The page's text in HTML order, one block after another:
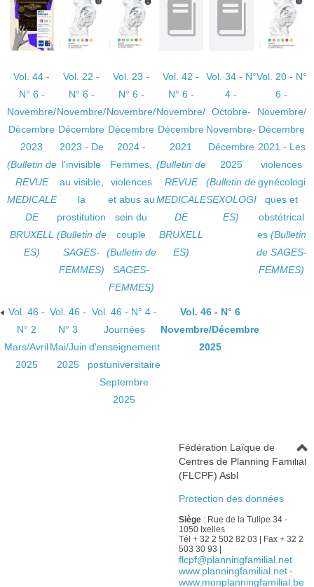
Vol. 44 -
N° 6 -
Novembre/
Décembre
2023
(Bulletin de
REVUE
MEDICALE
DE
BRUXELL
ES)
Vol. 22 -
N° 6 -
Novembre/
Décembre
2023 - De
l'invisible
au visible,
la
prostitution
(Bulletin de
SAGES-
FEMMES)
Vol. 23 -
N° 6 -
Novembre/
Décembre
2024 -
Femmes,
violences
et abus au
sein du
couple
(Bulletin de
SAGES-
FEMMES)
Vol. 42 -
N° 6 -
Novembre/
Décembre
2021
(Bulletin de
REVUE
MEDICALE
DE
BRUXELL
ES)
Vol. 34 - N°
4 -
Octobre-
Novembre-
Décembre
2025
(Bulletin de
SEXOLOGI
ES)
Vol. 20 - N°
6 -
Novembre/
Décembre
2021 - Les
violences
gynécologi
ques et
obstétrical
es(Bulletin
de SAGES-
FEMMES)
Vol. 46 -
N° 2
Mars/Avril
2025
Vol. 46 -
N° 3
Mai/Juin
2025
Vol. 46 - N° 4 -
Journées
d'enseignement
postuniversitaire
Septembre
2025
Vol. 46 - N° 6
Novembre/Décembre
2025
Fédération Laïque de
Centres de Planning Familial
(FLCPF) Asbl
Protection des données
Siège: Rue de la Tulipe 34 -
1050 Ixelles
Tél + 32 2 502 82 03 | Fax + 32 2
503 30 93 |
flcpf@planningfamilial.net
www.planningfamilial.net-
www.monplanningfamilial.be